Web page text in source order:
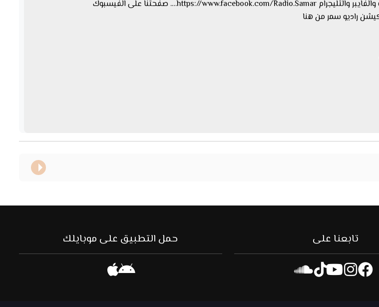
تابعنا على حمل التطبيق على موبايلك